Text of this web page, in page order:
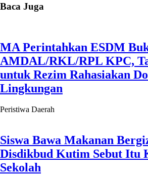
Baca Juga
MA Perintahkan ESDM
AMDAL/RKL/RPL KPC,
untuk Rezim Rahasiakan
Lingkungan
Peristiwa Daerah
Siswa Bawa Makanan
Disdikbud Kutim Sebut Itu
Sekolah